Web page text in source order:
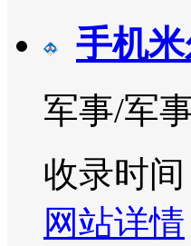
手机米
军事/军
收录时间
网站详情